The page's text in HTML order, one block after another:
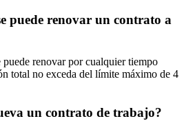
puede renovar un contrato a
renovar por cualquier tiempo
total no exceda del límite máximo de 4
un contrato de trabajo?